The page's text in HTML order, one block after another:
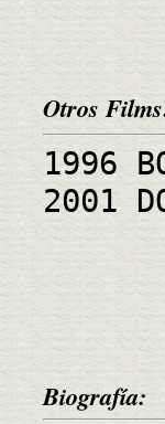
Otros
1996
2001
Biografía: